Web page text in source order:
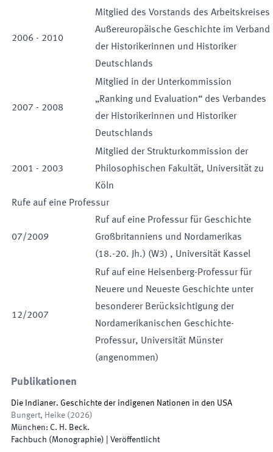
2006 - 2010
Mitglied des Vorstands des Arbeitskreises
Außereuropäische Geschichte im Verband
der Historikerinnen und Historiker
Deutschlands
2007 - 2008
Mitglied in der Unterkommission
„Ranking und Evaluation“ des Verbandes
der Historikerinnen und Historiker
Deutschlands
2001 - 2003
Mitglied der Strukturkommission der
Philosophischen Fakultät, Universität zu
Köln
Rufe auf eine Professur
07/2009
Ruf auf eine Professur für Geschichte
Großbritanniens und Nordamerikas
(18.-20. Jh.) (W3) , Universität Kassel
12/2007
Ruf auf eine Heisenberg-Professur für
Neuere und Neueste Geschichte unter
besonderer Berücksichtigung der
Nordamerikanischen Geschichte-
Professur, Universität Münster
(angenommen)
Publikationen
Die Indianer. Geschichte der indigenen Nationen in den USA
Bungert, Heike ( 2026)
München: C. H. Beck.
Fachbuch (Monographie)
Veröffentlicht